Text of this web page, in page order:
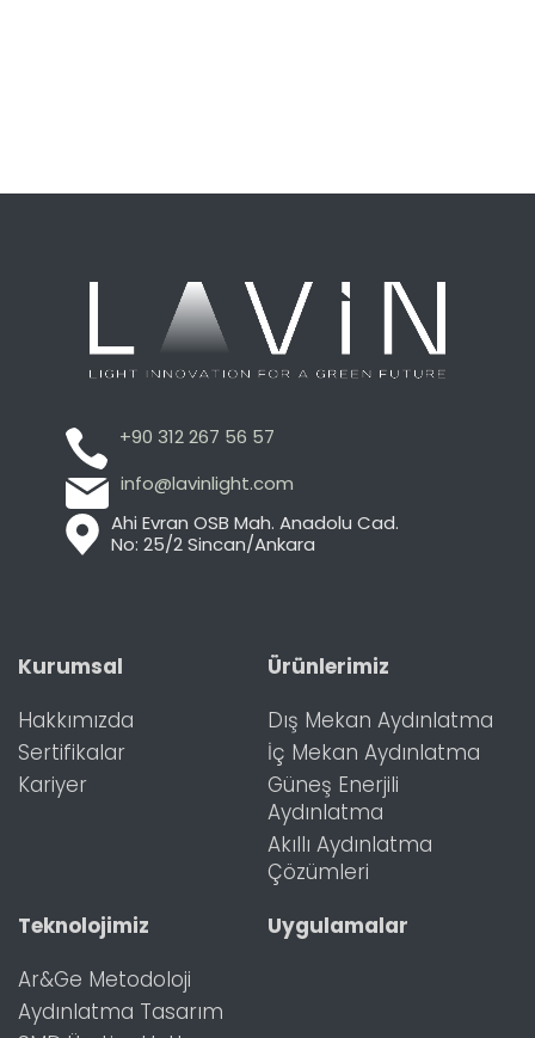
+90 312 267 56 57
info@lavinlight.com
Ahi Evran OSB Mah. Anadolu Cad.
No: 25/2 Sincan/Ankara
Kurumsal
Hakkımızda
Sertifikalar
Kariyer
Ürünlerimiz
Dış Mekan Aydınlatma
İç Mekan Aydınlatma
Güneş Enerjili
Aydınlatma
Akıllı Aydınlatma
Çözümleri
Teknolojimiz
Ar&Ge Metodoloji
Aydınlatma Tasarım
Uygulamalar